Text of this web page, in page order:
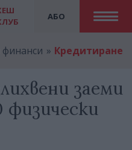
АБО
Кредитиране
заеми
физически